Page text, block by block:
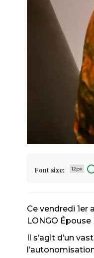
Font size: 12px
Ce vendredi 1er
LONGO
Il s’agit d’un